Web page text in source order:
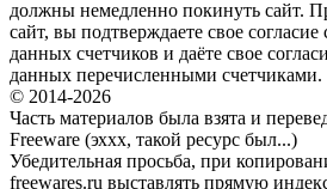
должны немедленно покинуть сайт.
сайт, вы подтверждаете свое
данных счетчиков и даёте свое
данных перечисленными счетчиками.
© 2014-2026
Часть материалов была взята и
Freeware (эххх, такой ресурс был...)
Убедительная просьба, при
freewares.ru выставлять прямую